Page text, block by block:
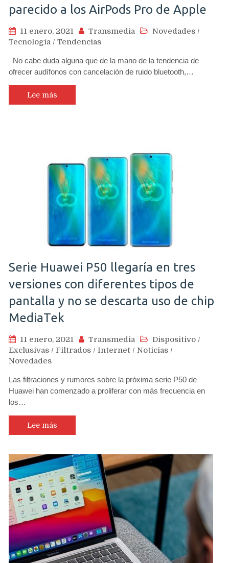
parecido a los AirPods Pro de Apple
11 enero, 2021 Transmedia Novedades /
Tecnología / Tendencias
No cabe duda alguna que de la mano de la tendencia de
ofrecer audífonos con cancelación de ruido bluetooth,…
Lee más
Serie Huawei P50 llegaría en tres
versiones con diferentes tipos de
pantalla y no se descarta uso de chip
MediaTek
11 enero, 2021 Transmedia Dispositivo /
Exclusivas / Filtrados / Internet / Noticias /
Novedades
Las filtraciones y rumores sobre la próxima serie P50 de
Huawei han comenzado a proliferar con más frecuencia en
los…
Lee más